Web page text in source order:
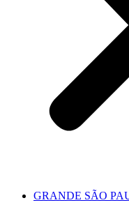
GRANDE SÃO